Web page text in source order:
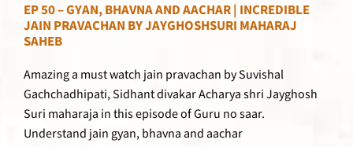
EP 50 – GYAN, BHAVNA AND AACHAR | INCREDIBLE
JAIN PRAVACHAN BY JAYGHOSHSURI MAHARAJ
SAHEB
Amazing a must watch jain pravachan by Suvishal
Gachchadhipati, Sidhant divakar Acharya shri Jayghosh
Suri maharaja in this episode of Guru no saar.
Understand jain gyan, bhavna and aachar